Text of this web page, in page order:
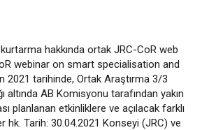
hakkında ortak JRC-CoR web
webinar on smart specialisation and
2021 tarihinde, Ortak Araştırma 3/3
altında AB Komisyonu tarafından yakın
planlanan etkinliklere ve açılacak farklı
hk. Tarih: 30.04.2021 Konseyi (JRC) ve